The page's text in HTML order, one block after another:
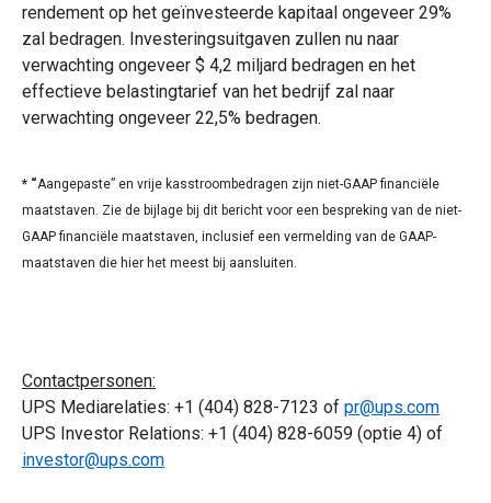
rendement op het geïnvesteerde kapitaal ongeveer 29%
zal bedragen. Investeringsuitgaven zullen nu naar
verwachting ongeveer $ 4,2 miljard bedragen en het
effectieve belastingtarief van het bedrijf zal naar
verwachting ongeveer 22,5% bedragen.
* “Aangepaste” en vrije kasstroombedragen zijn niet-GAAP financiële
maatstaven. Zie de bijlage bij dit bericht voor een bespreking van de niet-
GAAP financiële maatstaven, inclusief een vermelding van de GAAP-
maatstaven die hier het meest bij aansluiten.
Contactpersonen:
UPS Mediarelaties: +1 (404) 828-7123 of pr@ups.com
UPS Investor Relations: +1 (404) 828-6059 (optie 4) of
investor@ups.com